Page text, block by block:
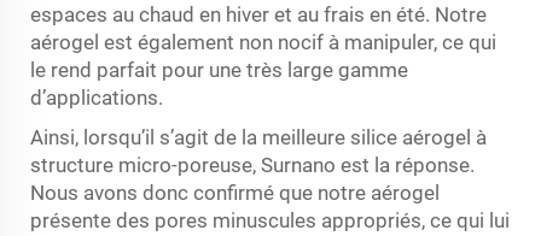
espaces au chaud en hiver et au frais en été. Notre
aérogel est également non nocif à manipuler, ce qui
le rend parfait pour une très large gamme
d’applications.
Ainsi, lorsqu’il s’agit de la meilleure silice aérogel à
structure micro-poreuse, Surnano est la réponse.
Nous avons donc confirmé que notre aérogel
présente des pores minuscules appropriés, ce qui lui